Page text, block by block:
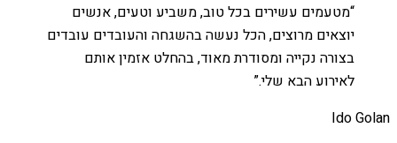
“מטעמים עשירים בכל טוב, משביע וטעים, אנשים
יוצאים מרוצים, הכל נעשה בהשגחה והעובדים עובדים
בצורה נקייה ומסודרת מאוד, בהחלט אזמין אותם
לאירוע הבא שלי.”
Ido Golan